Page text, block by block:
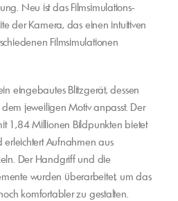
Neu ist das Filmsimulations-
der Kamera, das einen intuitiven
Filmsimulationen
eingebautes Blitzgerät, dessen
jeweiligen Motiv anpasst. Der
1,84 Millionen Bildpunkten bietet
erleichtert Aufnahmen aus
Der Handgriff und die
wurden überarbeitet, um das
komfortabler zu gestalten.